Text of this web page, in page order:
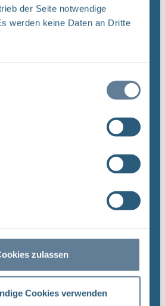
der Seite notwendige
werden keine Daten an Dritte
zulassen
Cookies verwenden
–
QMV
Baugruppe Aufgabe
NNAAANN AANNNA AANN
QM Stempelfeld: UA ...
am: 12.12.2022
ENTWICKLUNG F&E-Strategie
mit der vorliegenden F&E-
Sie einen Einblick in das